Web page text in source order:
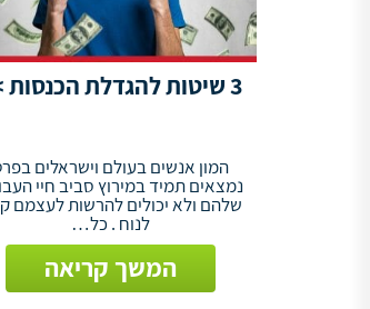
3 שיטות להגדלת הכנסות >>
המון אנשים בעולם וישראלים
נמצאים תמיד במירוץ סביב חיי
שלהם ולא יכולים להרשות לעצמם
לנוח . כל…
המשך קריאה